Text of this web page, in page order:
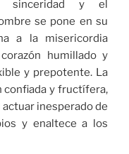
sinceridad y el
se pone en su
a la misericordia
humillado y
y prepotente. La
confiada y fructífera,
inesperado de
y enaltece a los